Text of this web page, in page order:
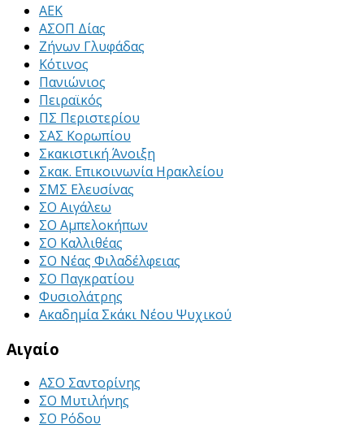
ΑΕΚ
ΑΣΟΠ Δίας
Ζήνων Γλυφάδας
Κότινος
Πανιώνιος
Πειραϊκός
ΠΣ Περιστερίου
ΣΑΣ Κορωπίου
Σκακιστική Άνοιξη
Σκακ. Επικοινωνία Ηρακλείου
ΣΜΣ Ελευσίνας
ΣΟ Αιγάλεω
ΣΟ Αμπελοκήπων
ΣΟ Καλλιθέας
ΣΟ Νέας Φιλαδέλφειας
ΣΟ Παγκρατίου
Φυσιολάτρης
Ακαδημία Σκάκι Νέου Ψυχικού
Αιγαίο
ΑΣΟ Σαντορίνης
ΣΟ Μυτιλήνης
ΣΟ Ρόδου